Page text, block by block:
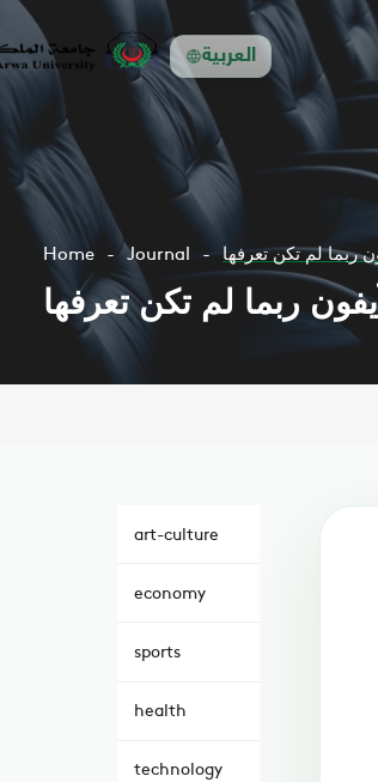
العربية
Home Journal
art-culture
economy
sports
health
technology